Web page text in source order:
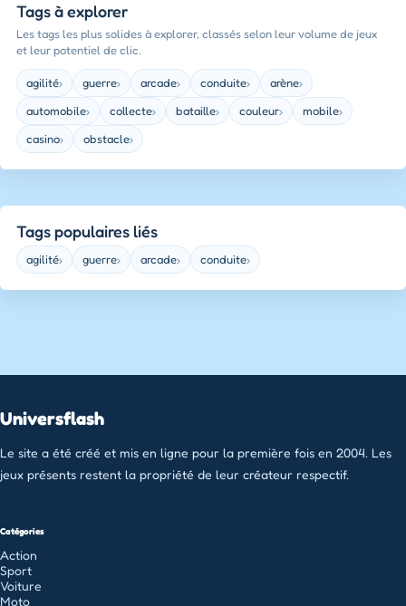
Tags à explorer
Les tags les plus solides à explorer, classés selon leur volume de jeux
et leur potentiel de clic.
agilité› guerre› arcade› conduite› arène›
automobile› collecte› bataille› couleur› mobile›
casino› obstacle›
Tags populaires liés
agilité› guerre› arcade› conduite›
Universflash
Le site a été créé et mis en ligne pour la première fois en 2004. Les
jeux présents restent la propriété de leur créateur respectif.
Catégories
Action
Sport
Voiture
Moto